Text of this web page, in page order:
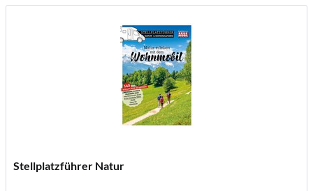
Stellplatzführer Natur